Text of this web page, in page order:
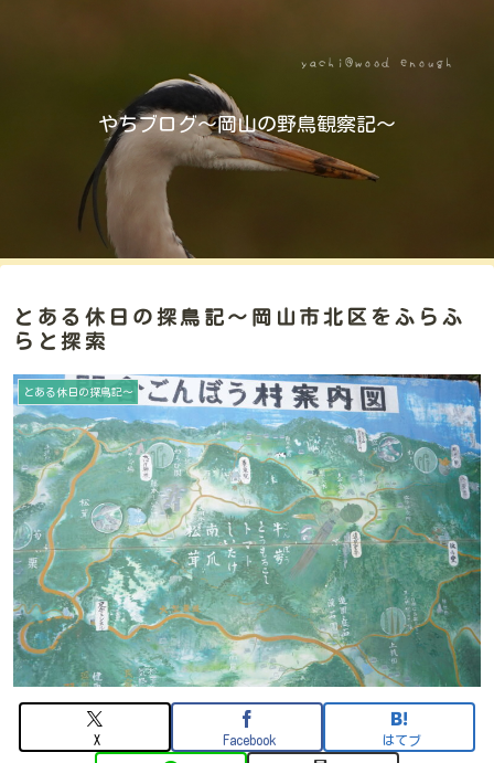
やちブログ～岡山の野鳥観察記～
とある休日の探鳥記～岡山市北区をふらふ
らと探索
とある休日の探鳥記～
X Facebook はてブ